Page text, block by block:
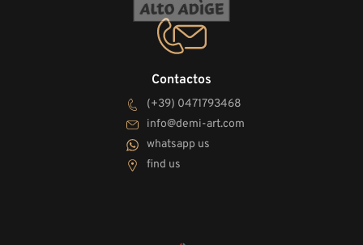
Contactos
(+39) 0471793468
info@demi-art.com
whatsapp us
find us